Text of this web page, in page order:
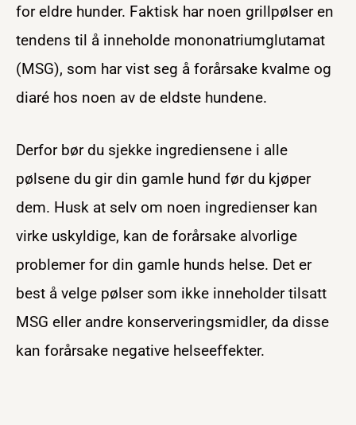
for eldre hunder. Faktisk har noen grillpølser en
tendens til å inneholde mononatriumglutamat
(MSG), som har vist seg å forårsake kvalme og
diaré hos noen av de eldste hundene.
Derfor bør du sjekke ingrediensene i alle
pølsene du gir din gamle hund før du kjøper
dem. Husk at selv om noen ingredienser kan
virke uskyldige, kan de forårsake alvorlige
problemer for din gamle hunds helse. Det er
best å velge pølser som ikke inneholder tilsatt
MSG eller andre konserveringsmidler, da disse
kan forårsake negative helseeffekter.